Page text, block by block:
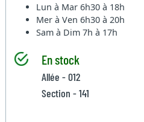
Lun à Mar6h30 à 18h
Mer à Ven6h30 à 20h
Sam à Dim7h à 17h
En stock
Allée - 012
Section - 141